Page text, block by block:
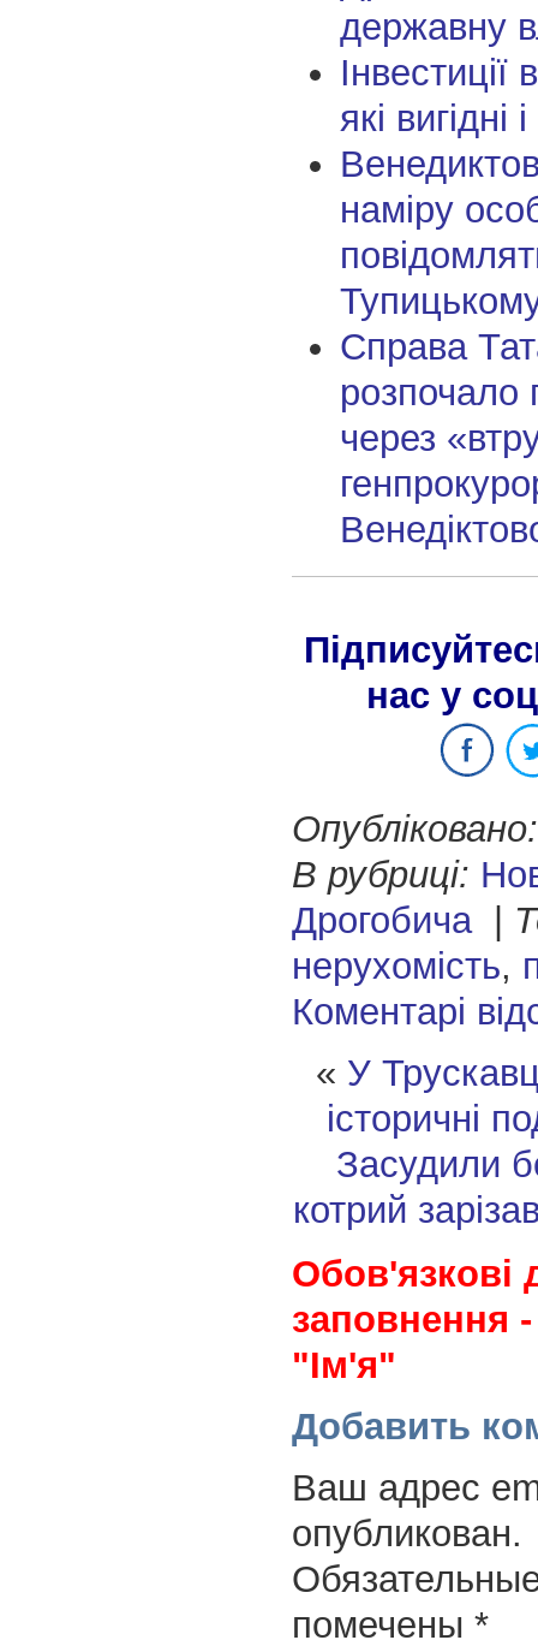
державну
Інвестиції
які вигідні
наміру
Справа
розпочало
через
нас у
Опубліковано:
В рубриці:
Дрогобича|
нерухомість,
Коментарі
« У
історичні
Засудили
котрий
Обов'язкові
заповнення
"Ім'я"
Добавить
Ваш адрес
опубликован.
помечены *